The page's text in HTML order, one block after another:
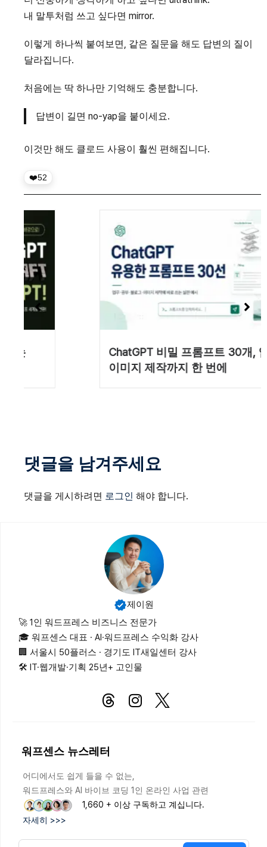
내 말투처럼 쓰고 싶다면 mirror.
이렇게 하나씩 붙여보면, 같은 질문을 해도 답변의 질이
달라집니다.
처음에는 딱 하나만 기억해도 충분합니다.
답변이 길면 no-yap을 붙이세요.
이것만 해도 클로드 사용이 훨씬 편해집니다.
52
ChatGPT 비밀 프롬프트 30개, 업무부터
이미지 제작까지 한 번에
댓글을 남겨주세요
댓글을 게시하려면 로그인 해야 합니다.
제이원
🚀 1인 워드프레스 비즈니스 전문가
🎓 워프센스 대표 · AI·워드프레스 수익화 강사
🏢 서울시 50플러스 · 경기도 IT새일센터 강사
🛠 IT·웹개발·기획 25년+ 고인물
워프센스 뉴스레터
어디에서도 쉽게 들을 수 없는,
워드프레스와 AI 바이브 코딩 1인 온라인 사업 관련
1,660 + 이상 구독하고 계십니다.
자세히 >>>